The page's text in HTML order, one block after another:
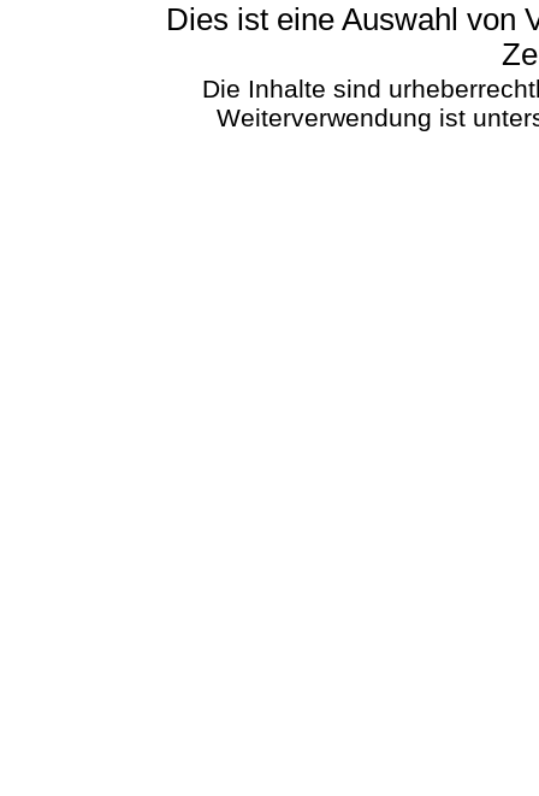
Es
Dies ist eine Auswahl von
Die Inhalte sind
Weiterverwendung ist